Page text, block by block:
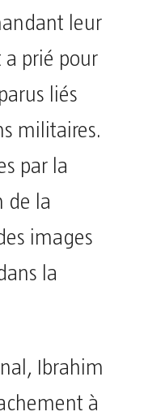
leur
prié pour
liés
militaires.
par la
de la
images
la
Ibrahim
à